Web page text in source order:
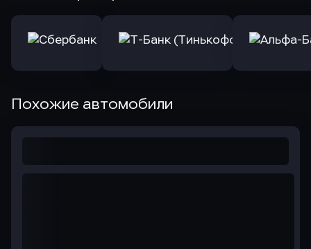
Похожие автомобили